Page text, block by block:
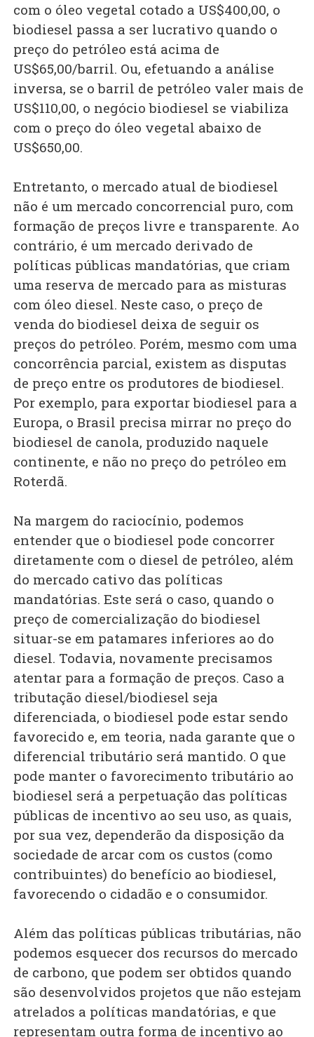
com o óleo vegetal cotado a US$400,00, o
biodiesel passa a ser lucrativo quando o
preço do petróleo está acima de
US$65,00/barril. Ou, efetuando a análise
inversa, se o barril de petróleo valer mais de
US$110,00, o negócio biodiesel se viabiliza
com o preço do óleo vegetal abaixo de
US$650,00.
Entretanto, o mercado atual de biodiesel
não é um mercado concorrencial puro, com
formação de preços livre e transparente. Ao
contrário, é um mercado derivado de
políticas públicas mandatórias, que criam
uma reserva de mercado para as misturas
com óleo diesel. Neste caso, o preço de
venda do biodiesel deixa de seguir os
preços do petróleo. Porém, mesmo com uma
concorrência parcial, existem as disputas
de preço entre os produtores de biodiesel.
Por exemplo, para exportar biodiesel para a
Europa, o Brasil precisa mirrar no preço do
biodiesel de canola, produzido naquele
continente, e não no preço do petróleo em
Roterdã.
Na margem do raciocínio, podemos
entender que o biodiesel pode concorrer
diretamente com o diesel de petróleo, além
do mercado cativo das políticas
mandatórias. Este será o caso, quando o
preço de comercialização do biodiesel
situar-se em patamares inferiores ao do
diesel. Todavia, novamente precisamos
atentar para a formação de preços. Caso a
tributação diesel/biodiesel seja
diferenciada, o biodiesel pode estar sendo
favorecido e, em teoria, nada garante que o
diferencial tributário será mantido. O que
pode manter o favorecimento tributário ao
biodiesel será a perpetuação das políticas
públicas de incentivo ao seu uso, as quais,
por sua vez, dependerão da disposição da
sociedade de arcar com os custos (como
contribuintes) do benefício ao biodiesel,
favorecendo o cidadão e o consumidor.
Além das políticas públicas tributárias, não
podemos esquecer dos recursos do mercado
de carbono, que podem ser obtidos quando
são desenvolvidos projetos que não estejam
atrelados a políticas mandatórias, e que
representam outra forma de incentivo ao